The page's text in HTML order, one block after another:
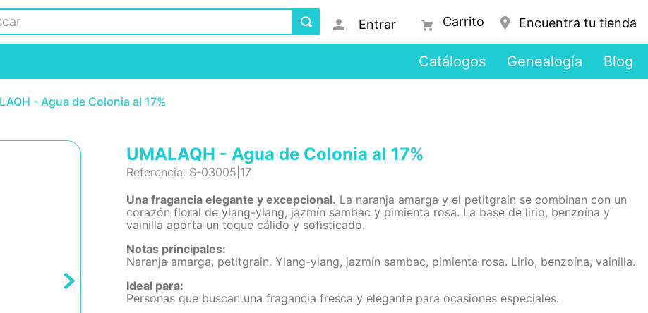
Entrar Encuentra tu tienda
Catálogos Genealogía Blog
- Agua de Colonia al 17%
UMALAQH - Agua de Colonia al 17%
Referencia: S-03005|17
Una fragancia elegante y excepcional. La naranja amarga y el petitgrain se combinan con un
corazón floral de ylang-ylang, jazmín sambac y pimienta rosa. La base de lirio, benzoína y
vainilla aporta un toque cálido y sofisticado.
Notas principales:
Naranja amarga, petitgrain. Ylang-ylang, jazmín sambac, pimienta rosa. Lirio, benzoína, vainilla.
Ideal para:
Personas que buscan una fragancia fresca y elegante para ocasiones especiales.